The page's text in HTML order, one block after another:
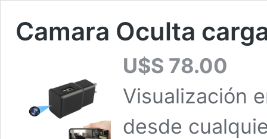
Camara Oculta
U$S 78.00
Visualización
desde